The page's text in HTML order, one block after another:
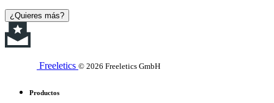
¿Quieres más?
Freeletics © 2026 Freeletics GmbH
Productos